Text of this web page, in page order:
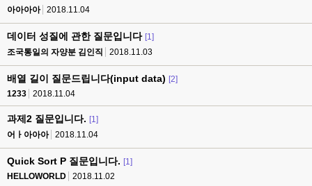
아아아아
2018.11.04
데이터 성질에 관한 질문입니다 [1]
조국통일의 자양분 김인직
2018.11.03
배열 길이 질문드립니다(input data) [2]
1233
2018.11.04
과제2 질문입니다. [1]
어ㅏ아아아
2018.11.04
Quick Sort P 질문입니다. [1]
HELLOWORLD
2018.11.02